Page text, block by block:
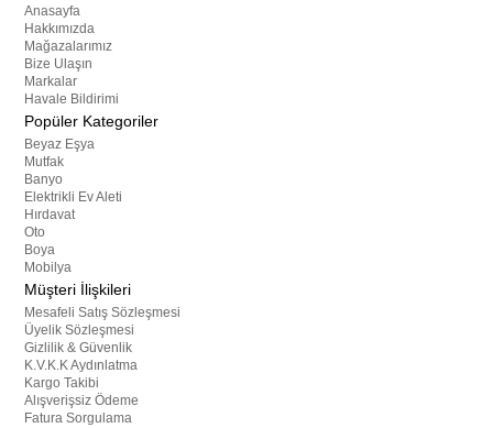
Anasayfa
Hakkımızda
Mağazalarımız
Bize Ulaşın
Markalar
Havale Bildirimi
Popüler Kategoriler
Beyaz Eşya
Mutfak
Banyo
Elektrikli Ev Aleti
Hırdavat
Oto
Boya
Mobilya
Müşteri İlişkileri
Mesafeli Satış Sözleşmesi
Üyelik Sözleşmesi
Gizlilik & Güvenlik
K.V.K.K Aydınlatma
Kargo Takibi
Alışverişsiz Ödeme
Fatura Sorgulama